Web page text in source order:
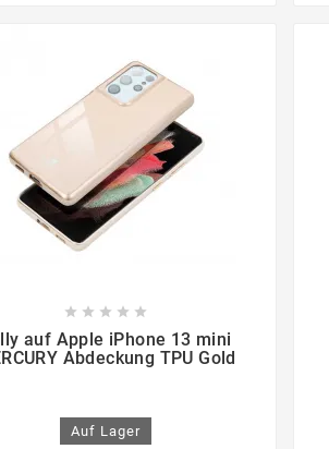
    
auf Apple iPhone 13 mini
Abdeckung TPU Gold
Auf Lager